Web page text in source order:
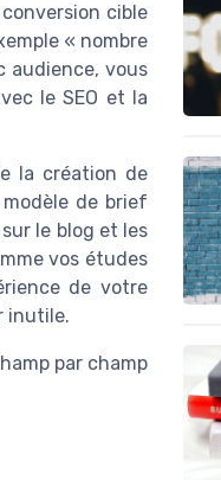
cible
« nombre
audience, vous
le SEO et la
la création de
de brief
le blog et les
vos études
de votre
inutile.
par champ